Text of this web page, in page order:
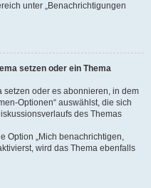
unter „Benachrichtigungen
setzen oder ein Thema
setzen oder es abonnieren, in dem
Optionen“ auswählst, die sich
des Themas
Option „Mich benachrichtigen,
wird das Thema ebenfalls